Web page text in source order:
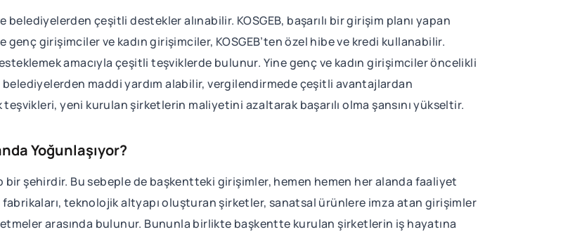
belediyelerden çeşitli destekler alınabilir. KOSGEB, başarılı bir girişim planı yapan
girişimciler ve kadın girişimciler, KOSGEB’ten özel hibe ve kredi kullanabilir.
amacıyla çeşitli teşviklerde bulunur. Yine genç ve kadın girişimciler öncelikli
maddi yardım alabilir, vergilendirmede çeşitli avantajlardan
yeni kurulan şirketlerin maliyetini azaltarak başarılı olma şansını yükseltir.
Yoğunlaşıyor?
şehirdir. Bu sebeple de başkentteki girişimler, hemen hemen her alanda faaliyet
fabrikaları, teknolojik altyapı oluşturan şirketler, sanatsal ürünlere imza atan girişimler
arasında bulunur. Bununla birlikte başkentte kurulan şirketlerin iş hayatına